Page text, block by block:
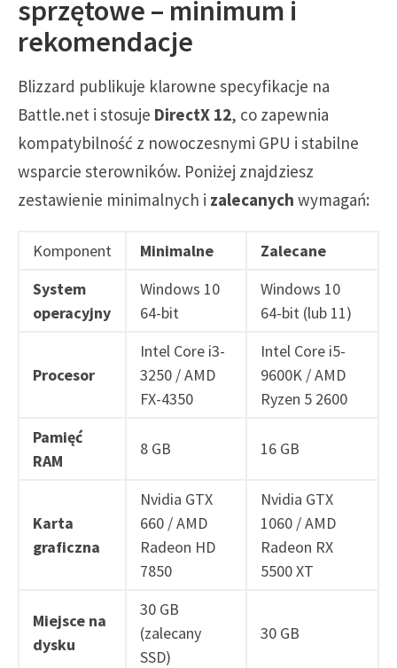
sprzętowe – minimum i
rekomendacje
Blizzard publikuje klarowne specyfikacje na
Battle.net i stosuje DirectX 12, co zapewnia
kompatybilność z nowoczesnymi GPU i stabilne
wsparcie sterowników. Poniżej znajdziesz
zestawienie minimalnych i zalecanych wymagań:
Komponent Minimalne
Zalecane
System
operacyjny
Windows 10
64-bit
Windows 10
64-bit (lub 11)
Procesor
Intel Core i3-
3250 / AMD
FX-4350
Intel Core i5-
9600K / AMD
Ryzen 5 2600
Pamięć
RAM
8 GB 16 GB
Karta
graficzna
Nvidia GTX
660 / AMD
Radeon HD
7850
Nvidia GTX
1060 / AMD
Radeon RX
5500 XT
Miejsce na
dysku
30 GB
(zalecany
SSD)
30 GB